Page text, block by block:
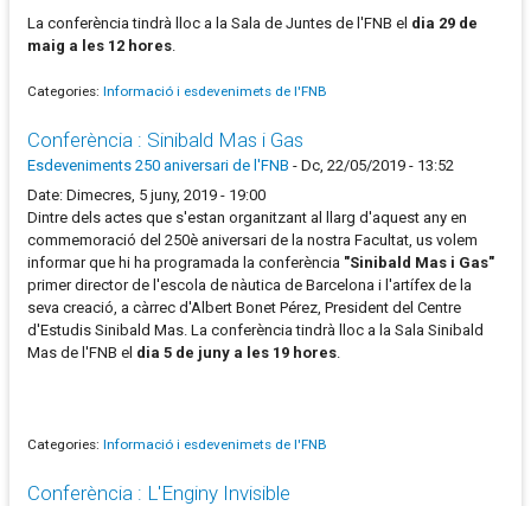
La conferència tindrà lloc a la Sala de Juntes de l'FNB el dia 29 de
maig a les 12 hores.
Categories: Informació i esdevenimets de l'FNB
Conferència : Sinibald Mas i Gas
Esdeveniments 250 aniversari de l'FNB - Dc, 22/05/2019 - 13:52
Date: Dimecres, 5 juny, 2019 - 19:00
Dintre dels actes que s'estan organitzant al llarg d'aquest any en
commemoració del 250è aniversari de la nostra Facultat, us volem
informar que hi ha programada la conferència "Sinibald Mas i Gas"
primer director de l'escola de nàutica de Barcelona i l'artífex de la
seva creació, a càrrec d'Albert Bonet Pérez, President del Centre
d'Estudis Sinibald Mas. La conferència tindrà lloc a la Sala Sinibald
Mas de l'FNB el dia 5 de juny a les 19 hores.
Categories: Informació i esdevenimets de l'FNB
Conferència : L'Enginy Invisible